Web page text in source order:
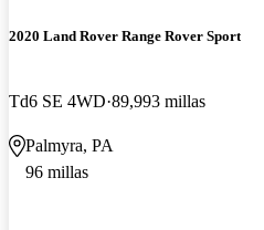
2020 Land Rover Range Rover Sport
Td6 SE 4WD 89,993 millas
Palmyra, PA
96 millas